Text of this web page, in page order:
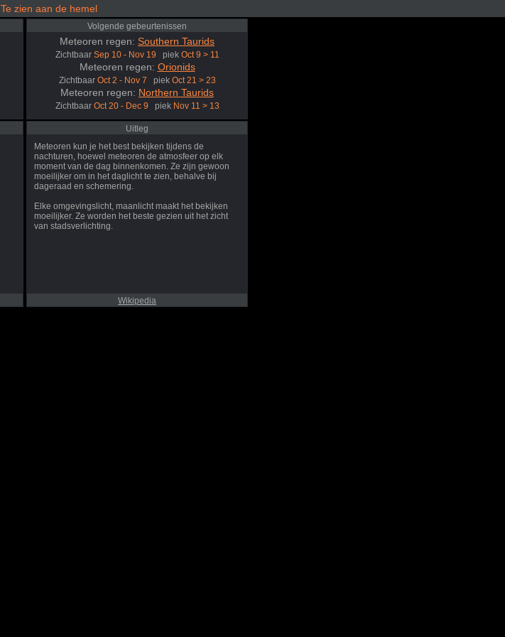
Te zien aan de hemel
Volgende gebeurtenissen
Meteoren regen: Southern Taurids
Zichtbaar Sep 10 - Nov 19 piek Oct 9 > 11
Meteoren regen: Orionids
Zichtbaar Oct 2 - Nov 7 piek Oct 21 > 23
Meteoren regen: Northern Taurids
Zichtbaar Oct 20 - Dec 9 piek Nov 11 > 13
Uitleg
Meteoren kun je het best bekijken tijdens de
nachturen, hoewel meteoren de atmosfeer op elk
moment van de dag binnenkomen. Ze zijn gewoon
moeilijker om in het daglicht te zien, behalve bij
dageraad en schemering.
Elke omgevingslicht, maanlicht maakt het bekijken
moeilijker. Ze worden het beste gezien uit het zicht
van stadsverlichting.
Wikipedia